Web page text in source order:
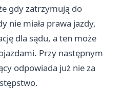
gdy zatrzymują do
nie miała prawa jazdy,
dla sądu, a ten może
Przy następnym
odpowiada już nie za